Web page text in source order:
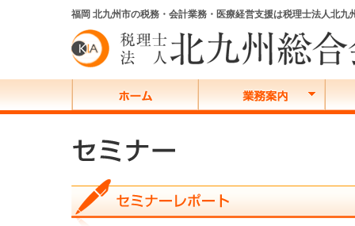
福岡 北九州市の税務・会計業務・医療経営支援は税理士法人北九